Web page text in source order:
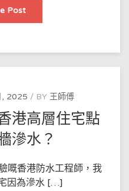
Post香
餐
水
法：
地
板
點
樣
用
環
氧
保
護？
, 2025 BY 王師傅
港高層住宅點
滲水？
嘅香港防水工程師，我
因為滲水 […]